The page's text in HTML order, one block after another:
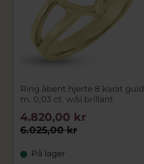
Ring åbent hjerte 8 karat guld
m. 0,03 ct. w/si brillant
6.025,00 kr
4.820,00 kr
På lager